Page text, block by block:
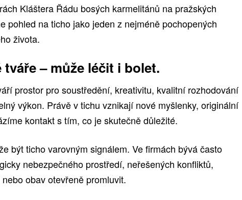
Kláštera Řádu bosých karmelitánů na pražských
pohled na ticho jako jeden z nejméně pochopených
života.
– může léčit i bolet.
prostor pro soustředění, kreativitu, kvalitní rozhodování
výkon. Právě v tichu vznikají nové myšlenky, originální
kontakt s tím, co je skutečně důležité.
být ticho varovným signálem. Ve firmách bývá často
nebezpečného prostředí, neřešených konfliktů,
obav otevřeně promluvit.